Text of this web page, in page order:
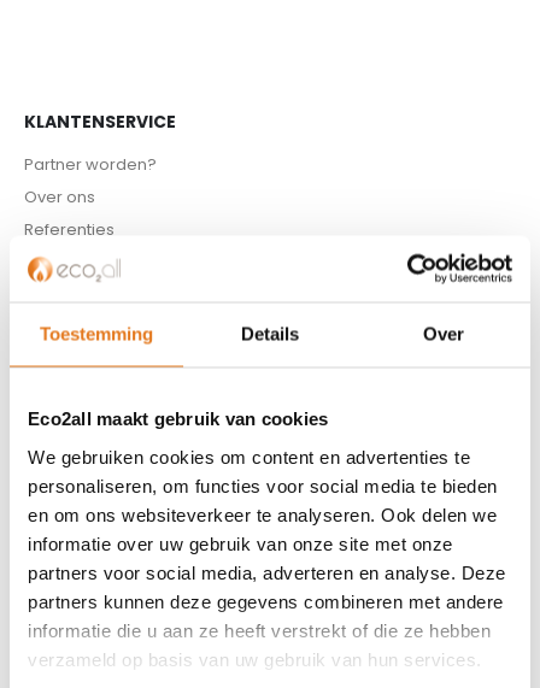
Toestemming Details Over
Eco2all maakt gebruik van cookies
We gebruiken cookies om content en advertenties te
personaliseren, om functies voor social media te bieden
en om ons websiteverkeer te analyseren. Ook delen we
informatie over uw gebruik van onze site met onze
partners voor social media, adverteren en analyse. Deze
partners kunnen deze gegevens combineren met andere
informatie die u aan ze heeft verstrekt of die ze hebben
verzameld op basis van uw gebruik van hun services.
KLANTENSERVICE
Partner worden?
Over ons
Referenties
Privacybeleid
ISDE-subsidie
ASSORTIMENT
Appendages
Biomassa ketels
Boilers
Buffervaten
Controllers
CV haard